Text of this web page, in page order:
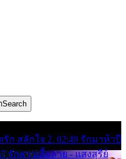
Search
ก สลักใจ 2. 02:49 รักมาห้าปี
รักสาวเสื้อลาย - แสงสุรีย์